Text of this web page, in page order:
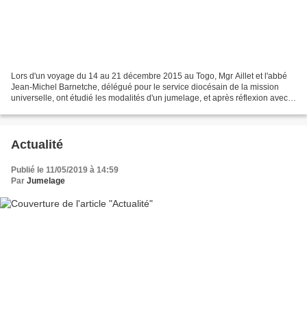
Lors d'un voyage du 14 au 21 décembre 2015 au Togo, Mgr Aillet et l'abbé
Jean-Michel Barnetche, délégué pour le service diocésain de la mission
universelle, ont étudié les modalités d'un jumelage, et après réflexion avec
Actualité
Publié le 11/05/2019 à 14:59
Par Jumelage